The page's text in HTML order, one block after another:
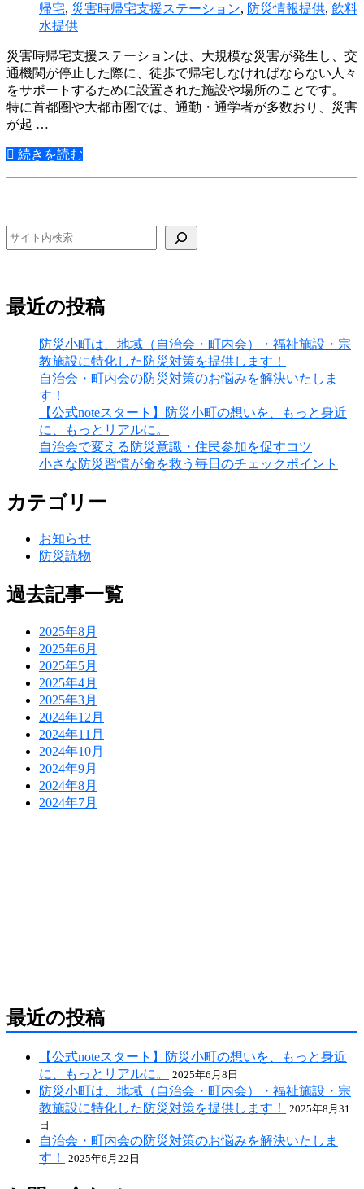
帰宅, 災害時帰宅支援ステーション, 防災情報提供, 飲料
水提供
災害時帰宅支援ステーションは、大規模な災害が発生し、交
通機関が停止した際に、徒歩で帰宅しなければならない人々
をサポートするために設置された施設や場所のことです。
特に首都圏や大都市圏では、通勤・通学者が多数おり、災害
が起 …
続きを読む
検索
最近の投稿
防災小町は、地域（自治会・町内会）・福祉施設・宗
教施設に特化した防災対策を提供します！
自治会・町内会の防災対策のお悩みを解決いたしま
す！
【公式noteスタート】防災小町の想いを、もっと身近
に、もっとリアルに。
自治会で変える防災意識・住民参加を促すコツ
小さな防災習慣が命を救う毎日のチェックポイント
カテゴリー
お知らせ
防災読物
過去記事一覧
2025年8月
2025年6月
2025年5月
2025年4月
2025年3月
2024年12月
2024年11月
2024年10月
2024年9月
2024年8月
2024年7月
最近の投稿
【公式noteスタート】防災小町の想いを、もっと身近
に、もっとリアルに。
2025年6月8日
防災小町は、地域（自治会・町内会）・福祉施設・宗
教施設に特化した防災対策を提供します！
2025年8月31
日
自治会・町内会の防災対策のお悩みを解決いたしま
す！
2025年6月22日